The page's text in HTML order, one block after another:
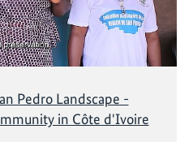
Pedro Landscape -
in Côte d'Ivoire